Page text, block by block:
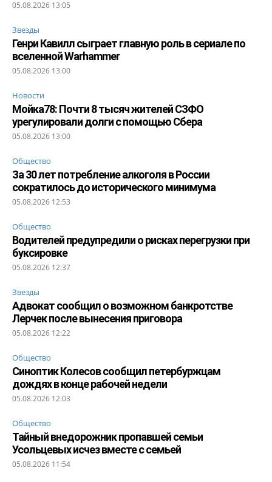
05.08.2026 13:05
Звезды
Генри Кавилл сыграет главную роль в сериале по
вселенной Warhammer
05.08.2026 13:00
Новости
Мойка78: Почти 8 тысяч жителей СЗФО
урегулировали долги с помощью Сбера
05.08.2026 13:00
Общество
За 30 лет потребление алкоголя в России
сократилось до исторического минимума
05.08.2026 12:53
Общество
Водителей предупредили о рисках перегрузки при
буксировке
05.08.2026 12:37
Звезды
Адвокат сообщил о возможном банкротстве
Лерчек после вынесения приговора
05.08.2026 12:22
Общество
Синоптик Колесов сообщил петербуржцам
дождях в конце рабочей недели
05.08.2026 12:03
Общество
Тайный внедорожник пропавшей семьи
Усольцевых исчез вместе с семьей
05.08.2026 11:54